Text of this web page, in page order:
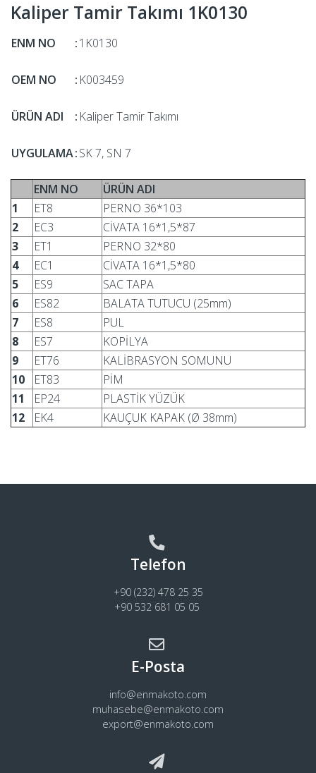
Kaliper Tamir Takımı 1K0130
ENM NO :1K0130
OEM NO : K003459
ÜRÜN ADI : Kaliper Tamir Takımı
UYGULAMA:SK 7, SN 7
ENM NO
ÜRÜN ADI
1
ET8
PERNO 36*103
2
EC3
CİVATA 16*1,5*87
3
ET1
PERNO 32*80
4
EC1
CİVATA 16*1,5*80
5
ES9
SAC TAPA
6
ES82
BALATA TUTUCU (25mm)
7
ES8
PUL
8
ES7
KOPİLYA
9
ET76
KALİBRASYON SOMUNU
10
ET83
PİM
11
EP24
PLASTİK YÜZÜK
12
EK4 KAUÇUK KAPAK (Ø 38mm)
Telefon
+90 (232) 478 25 35
+90 532 681 05 05
E-Posta
info@enmakoto.com
muhasebe@enmakoto.com
export@enmakoto.com